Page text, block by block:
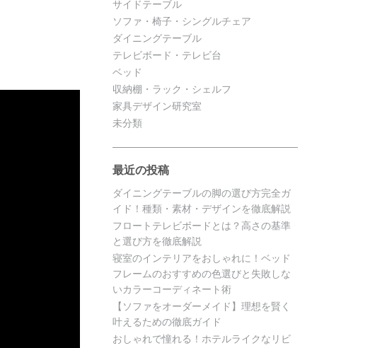
サイドテーブル
ソファ・椅子・シングルチェア
ダイニングテーブル
テレビボード・テレビ台
ベッド
収納棚・ラック・シェルフ
家具デザイン研究室
未分類
最近の投稿
ダイニングテーブルの脚の選び方完全ガ
イド！種類・素材・デザインを徹底解説
フロートテレビボードとは？高さの基準
と選び方を徹底解説
寝室のインテリアをおしゃれに！ベッド
フレームのおすすめの色選びと失敗しな
いカラーコーディネート術
【ソファをオーダーメイド】理想を賢く
叶えるための徹底ガイド
おしゃれで憧れる！ホテルライクなリビ